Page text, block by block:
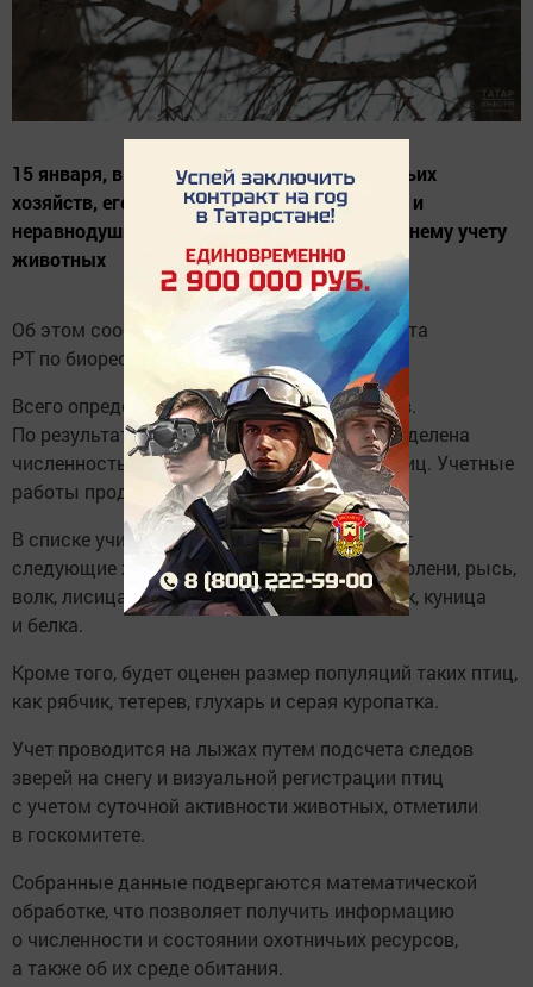
15 января, в Татарстане работники охотничьих
хозяйств, егеря, общественные инспекторы и
неравнодушные охотники приступили к зимнему учету
животных
Об этом сообщает пресс-служба Госкомитета
РТ по биоресурсам.
Всего определено около 1,5 тыс. маршрутов.
По результатам их прохождения будет определена
численность 19 видов млекопитающих и птиц. Учетные
работы продлятся до 15 марта.
В списке учитываемых видов присутствуют
следующие животные: лось, косуля, кабан, олени, рысь,
волк, лисица, хорь, зайцы, горностай, корсак, куница
и белка.
Кроме того, будет оценен размер популяций таких птиц,
как рябчик, тетерев, глухарь и серая куропатка.
Учет проводится на лыжах путем подсчета следов
зверей на снегу и визуальной регистрации птиц
с учетом суточной активности животных, отметили
в госкомитете.
Собранные данные подвергаются математической
обработке, что позволяет получить информацию
о численности и состоянии охотничьих ресурсов,
а также об их среде обитания.